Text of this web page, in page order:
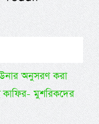
উনার অনুসরণ করা
কাফির- মুশরিকদের